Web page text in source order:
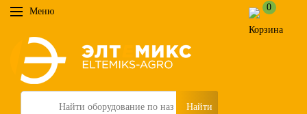
Меню 0
Search